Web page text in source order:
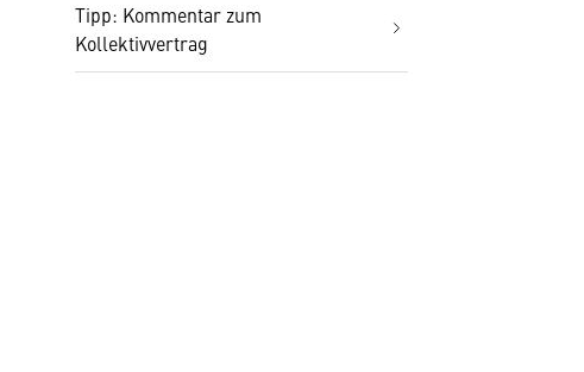
Tipp: Kommentar zum
Kollektivvertrag